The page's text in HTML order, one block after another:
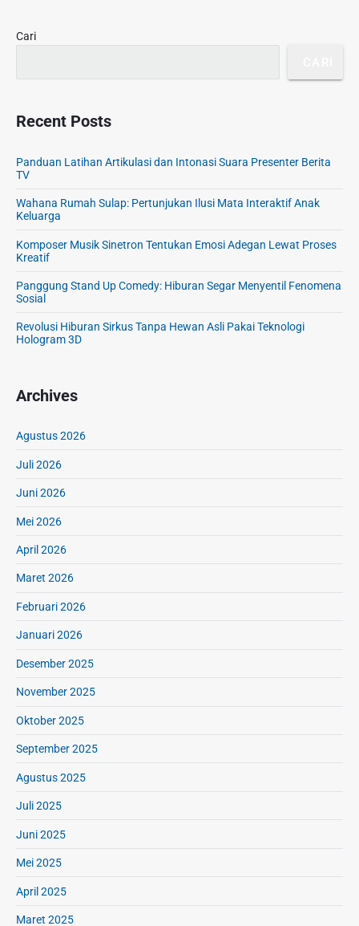
Cari
Recent Posts
Panduan Latihan Artikulasi dan Intonasi Suara Presenter Berita
TV
Wahana Rumah Sulap: Pertunjukan Ilusi Mata Interaktif Anak
Keluarga
Komposer Musik Sinetron Tentukan Emosi Adegan Lewat Proses
Kreatif
Panggung Stand Up Comedy: Hiburan Segar Menyentil Fenomena
Sosial
Revolusi Hiburan Sirkus Tanpa Hewan Asli Pakai Teknologi
Hologram 3D
Archives
Agustus 2026
Juli 2026
Juni 2026
Mei 2026
April 2026
Maret 2026
Februari 2026
Januari 2026
Desember 2025
November 2025
Oktober 2025
September 2025
Agustus 2025
Juli 2025
Juni 2025
Mei 2025
April 2025
Maret 2025